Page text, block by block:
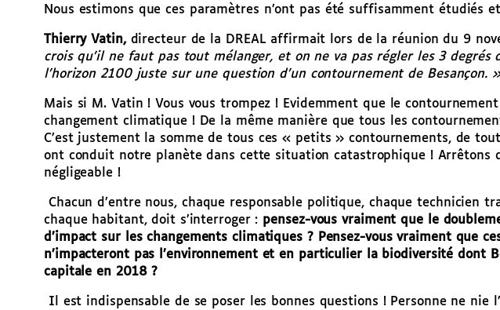
Nous estimons que ces paramètres n’ont pas été suffisamment étudiés
Thierry Vatin, directeur de la DREAL affirmait lors de la réunion du 9
crois qu’il ne faut pas tout mélanger, et on ne va pas régler les 3 degrés
l’horizon 2100 juste sur une question d’un contournement de Besançon. »
Mais si M. Vatin ! Vous vous trompez ! Evidemment que le
changement climatique ! De la même manière que tous les
C’est justement la somme de tous ces « petits » contournements, de
ont conduit notre planète dans cette situation catastrophique ! Arrêtons
négligeable !
Chacun d’entre nous, chaque responsable politique, chaque technicien
chaque habitant, doit s’interroger : pensez-vous vraiment que le
d’impact sur les changements climatiques ? Pensez-vous vraiment que
n’impacteront pas l’environnement et en particulier la biodiversité dont
capitale en 2018 ?
Il est indispensable de se poser les bonnes questions ! Personne ne nie